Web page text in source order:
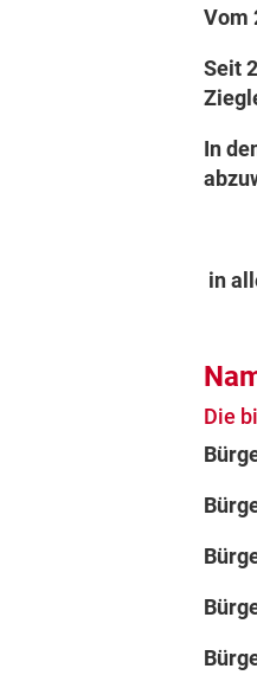
Vom
Seit
In
in
Die